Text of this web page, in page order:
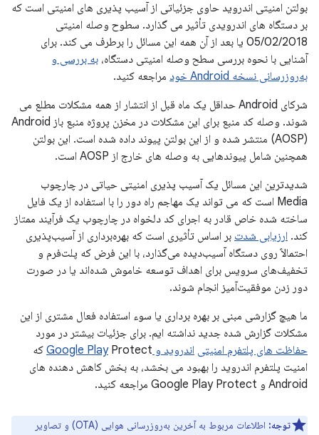
بولتن امنیتی اندروید حاوی جزئیاتی از آسیب پذیری های امنیتی است که
بر دستگاه های اندرویدی تأثیر می گذارد. سطوح وصله امنیتی
05/02/2018 یا بعد از آن همه این مسائل را برطرف می کند. برای
آشنایی با نحوه بررسی سطح وصله امنیتی دستگاه، به بررسی و
به‌روزرسانی نسخه Android خود
مراجعه کنید.
شرکای Android حداقل یک ماه قبل از انتشار از همه مشکلات مطلع می
شوند. وصله کد منبع برای این مشکلات در مخزن پروژه منبع باز Android
(AOSP) منتشر شده و از این بولتن پیوند داده شده است. این بولتن
همچنین شامل پیوندهایی به وصله های خارج از AOSP است.
شدیدترین این مسائل یک آسیب پذیری امنیتی حیاتی در چارچوب
Media است که می تواند یک مهاجم راه دور را با استفاده از یک فایل
ساخته شده خاص قادر به اجرای کد دلخواه در چارچوب یک فرآیند ممتاز
کند. ارزیابی شدت بر اساس تأثیری است که بهره‌برداری از آسیب‌پذیری
احتمالاً روی دستگاه آسیب‌دیده می‌گذارد، با این فرض که پلت‌فرم و
تخفیف‌های سرویس برای اهداف توسعه خاموش شده‌اند یا در صورت
دور زدن موفقیت‌آمیز انجام شوند.
ما هیچ گزارشی مبنی بر بهره برداری یا سوء استفاده فعال مشتری از این
مشکلات گزارش شده جدید نداشته ایم. برای جزئیات بیشتر در مورد
حفاظت های پلتفرم امنیتی اندروید و Google Play
Protect که
امنیت پلتفرم اندروید را بهبود می بخشد، به بخش کاهش دهنده های
Android و Google Play Protect مراجعه کنید.
توجه:
اطلاعات مربوط به آخرین به‌روزرسانی هوایی (OTA) و تصاویر